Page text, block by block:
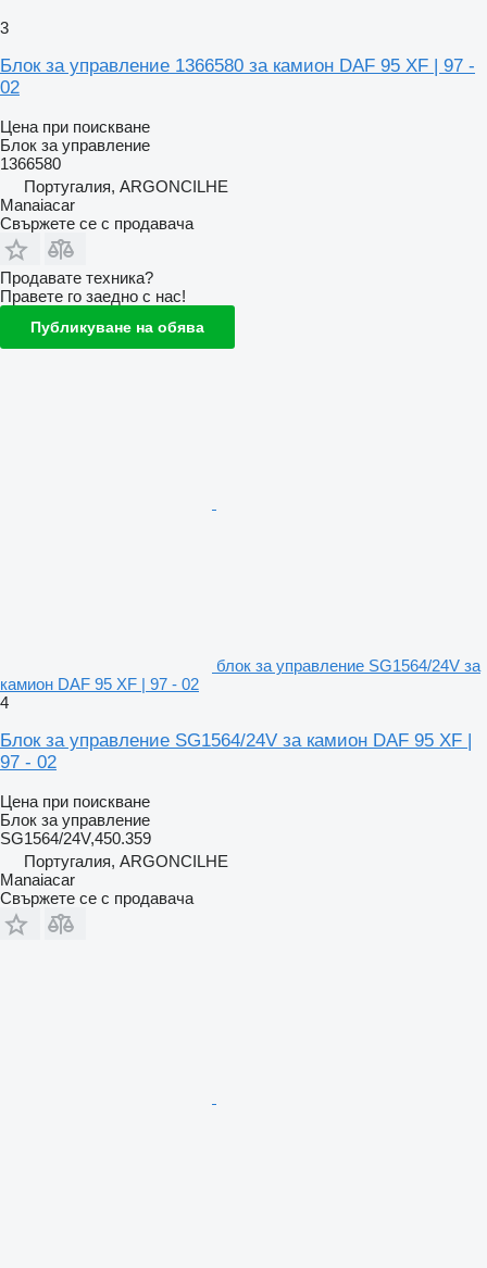
3
Блок за управление 1366580 за камион DAF 95 XF | 97 -
02
Цена при поискване
Блок за управление
1366580
Португалия, ARGONCILHE
Manaiacar
Свържете се с продавача
Продавате техника?
Правете го заедно с нас!
Публикуване на обява
блок за управление SG1564/24V за
камион DAF 95 XF | 97 - 02
4
Блок за управление SG1564/24V за камион DAF 95 XF |
97 - 02
Цена при поискване
Блок за управление
SG1564/24V,450.359
Португалия, ARGONCILHE
Manaiacar
Свържете се с продавача